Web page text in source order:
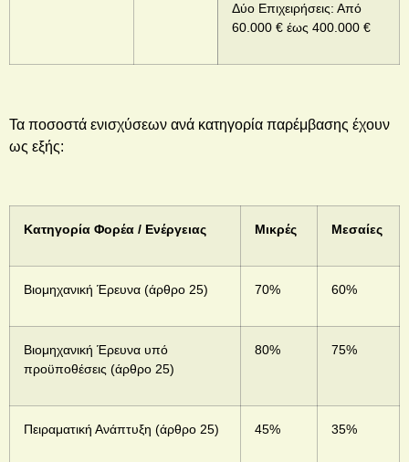
Δύο Επιχειρήσεις: Από
60.000 € έως 400.000 €
Τα ποσοστά ενισχύσεων ανά κατηγορία παρέμβασης έχουν
ως εξής:
Κατηγορία Φορέα / Ενέργειας Μικρές Μεσαίες
Βιομηχανική Έρευνα (άρθρο 25) 70% 60%
Βιομηχανική Έρευνα υπό
προϋποθέσεις (άρθρο 25)
80% 75%
Πειραματική Ανάπτυξη (άρθρο 25) 45% 35%